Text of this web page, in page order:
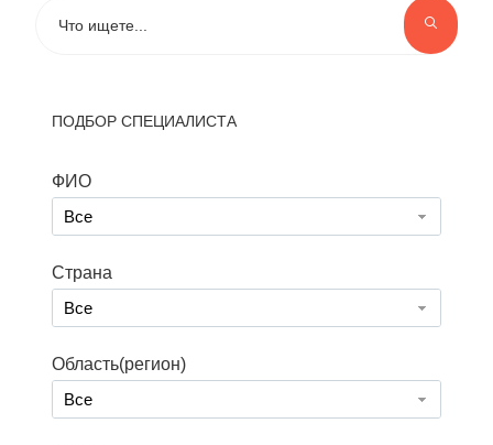
ПОДБОР СПЕЦИАЛИСТА
ФИО
Все
Страна
Все
Область(регион)
Все